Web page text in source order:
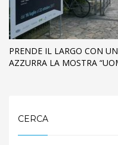
PRENDE IL LARGO CON
AZZURRA LA MOSTRA
CERCA